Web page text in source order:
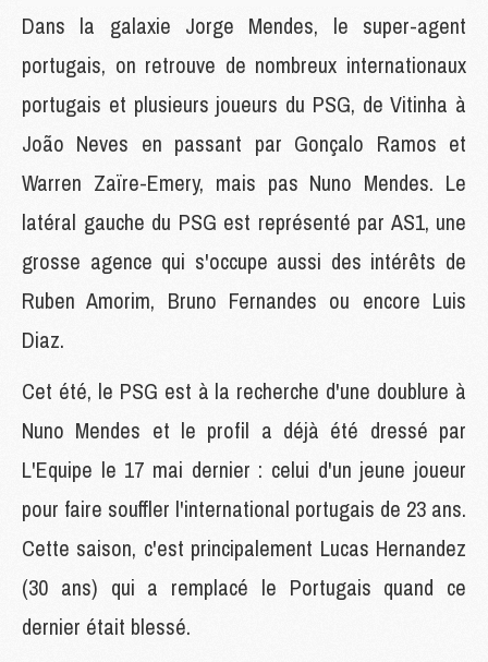
Dans la galaxie Jorge Mendes, le super-agent
portugais, on retrouve de nombreux internationaux
portugais et plusieurs joueurs du PSG, de Vitinha à
João Neves en passant par Gonçalo Ramos et
Warren Zaïre-Emery, mais pas Nuno Mendes. Le
latéral gauche du PSG est représenté par AS1, une
grosse agence qui s'occupe aussi des intérêts de
Ruben Amorim, Bruno Fernandes ou encore Luis
Diaz.
Cet été, le PSG est à la recherche d'une doublure à
Nuno Mendes et le profil a déjà été dressé par
L'Equipe le 17 mai dernier : celui d'un jeune joueur
pour faire souffler l'international portugais de 23 ans.
Cette saison, c'est principalement Lucas Hernandez
(30 ans) qui a remplacé le Portugais quand ce
dernier était blessé.